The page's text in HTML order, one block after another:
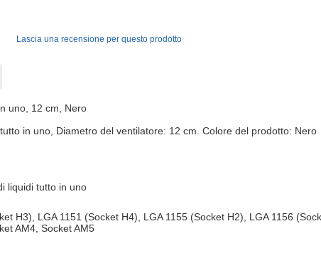
Lascia una recensione per questo prodotto
uno, 12 cm, Nero
in uno, Diametro del ventilatore: 12 cm. Colore del prodotto: Nero
liquidi tutto in uno
H3), LGA 1151 (Socket H4), LGA 1155 (Socket H2), LGA 1156
AM4, Socket AM5